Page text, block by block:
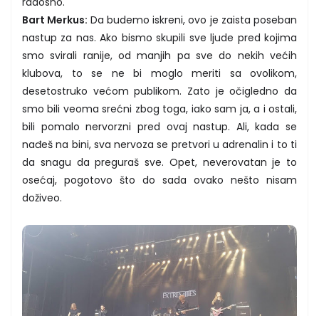
Bart Merkus: Da budemo iskreni, ovo je zaista poseban
nastup za nas. Ako bismo skupili sve ljude pred kojima
smo svirali ranije, od manjih pa sve do nekih većih
klubova, to se ne bi moglo meriti sa ovolikom,
desetostruko većom publikom. Zato je očigledno da
smo bili veoma srećni zbog toga, iako sam ja, a i ostali,
bili pomalo nervorzni pred ovaj nastup. Ali, kada se
nađeš na bini, sva nervoza se pretvori u adrenalin i to ti
da snagu da preguraš sve. Opet, neverovatan je to
osećaj, pogotovo što do sada ovako nešto nisam
doživeo.